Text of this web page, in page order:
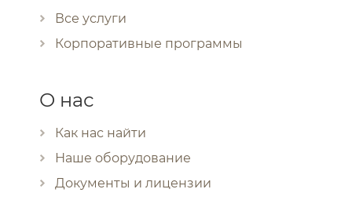
Все услуги
Корпоративные программы
О нас
Как нас найти
Наше оборудование
Документы и лицензии